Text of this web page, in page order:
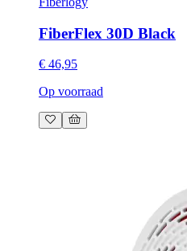
FiberFlex 30D Black
€ 46,95
Op voorraad